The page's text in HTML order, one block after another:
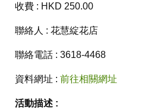
收費 : HKD 250.00
聯絡人 : 花慧綻花店
聯絡電話 : 3618-4468
資料網址 : 前往相關網址
活動描述 :